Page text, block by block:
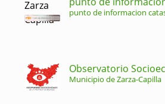
punto de informacion
Observatorio
Municipio de Zarza-Capilla